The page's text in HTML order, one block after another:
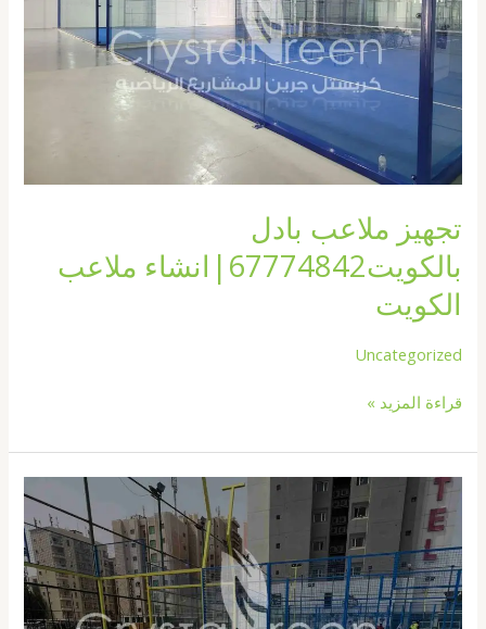
تجهيز ملاعب بادل
بالكويت67774842|انشاء ملاعب
الكويت
Uncategorized
الكويت
قراءة المزيد »
تجهيز
وانشاء
ملاعب
بادل
بالكويت67774842|
انشاء